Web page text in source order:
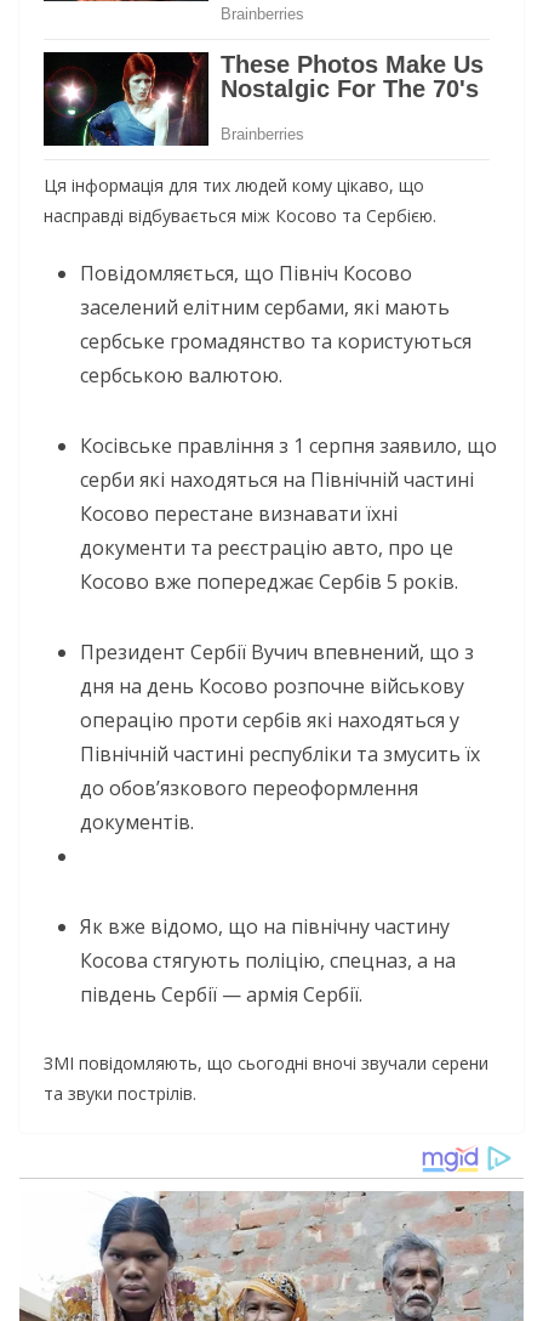
Ця інформація для тих людей кому цікаво, що
насправді відбувається між Косово та Сербією.
Повідомляється, що Північ Косово
заселений елітним сербами, які мають
сербське громадянство та користуються
сербською валютою.
Косівське правління з 1 серпня заявило, що
серби які находяться на Північній частині
Косово перестане визнавати їхні
документи та реєстрацію авто, про це
Косово вже попереджає Сербів 5 років.
Президент Сербії Вучич впевнений, що з
дня на день Косово розпочне військову
операцію проти сербів які находяться у
Північній частині республіки та змусить їх
до обов’язкового переоформлення
документів.
Як вже відомо, що на північну частину
Косова стягують поліцію, спецназ, а на
південь Сербії — армія Сербії.
ЗМІ повідомляють, що сьогодні вночі звучали серени
та звуки пострілів.